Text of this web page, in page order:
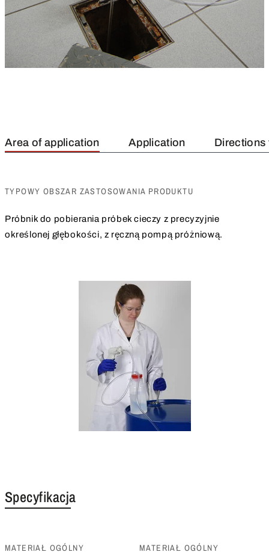
Area of application Application Directions
TYPOWY OBSZAR ZASTOSOWANIA PRODUKTU
Próbnik do pobierania próbek cieczy z precyzyjnie
określonej głębokości, z ręczną pompą próżniową.
Specyfikacja
MATERIAŁ OGÓLNY MATERIAŁ OGÓLNY